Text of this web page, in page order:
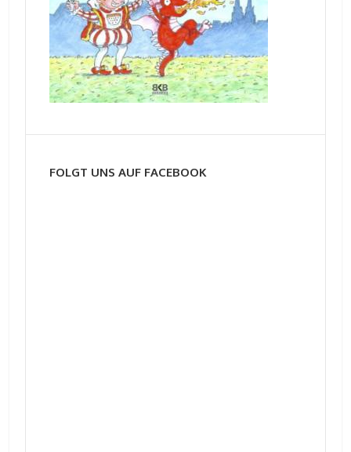
FOLGT UNS AUF FACEBOOK